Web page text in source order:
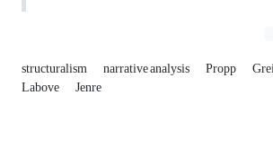
structuralism narrative analysis Propp
Labove Jenre